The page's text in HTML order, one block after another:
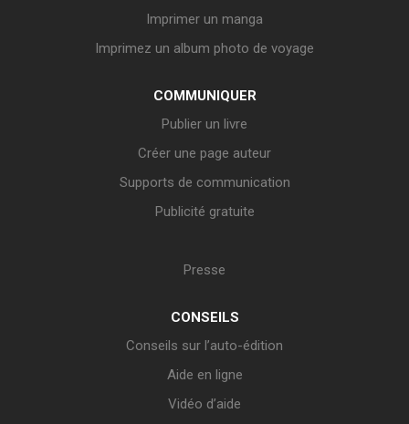
Imprimer un manga
Imprimez un album photo de voyage
COMMUNIQUER
Publier un livre
Créer une page auteur
Supports de communication
Publicité gratuite
Presse
CONSEILS
Conseils sur l’auto-édition
Aide en ligne
Vidéo d’aide